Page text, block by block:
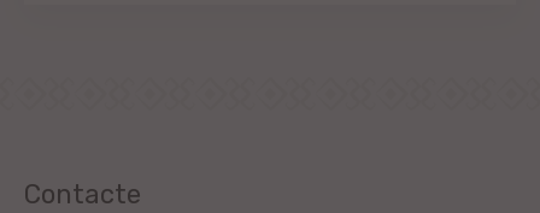
Contacte